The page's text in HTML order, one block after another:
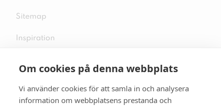
Om cookies på denna webbplats
Vi använder cookies för att samla in och analysera
information om webbplatsens prestanda och
Sitemap
Inspiration
Följ oss på sociala medier